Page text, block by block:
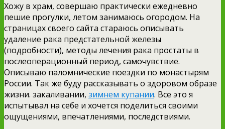
Хожу в храм, совершаю практически ежедневно
пешие прогулки, летом занимаюсь огородом. На
страницах своего сайта стараюсь описывать
удаление рака предстательной железы
(подробности), методы лечения рака простаты в
послеоперационный период, самочувствие.
Описываю паломнические поездки по монастырям
России. Так же буду рассказывать о здоровом образе
жизни. закаливании, зимнем купании. Все это я
испытывал на себе и хочется поделиться своими
ощущениями, впечатлениями, последствиями.